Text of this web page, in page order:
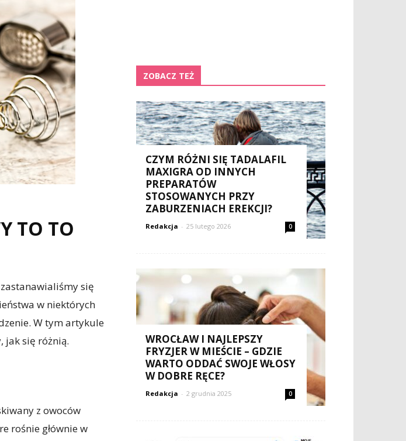
TO TO
się
w niektórych
W tym artykule
się różnią.
z owoców
rośnie głównie w
ZOBACZ TEŻ
CZYM RÓŻNI SIĘ TADALAFIL
MAXIGRA OD INNYCH
PREPARATÓW
STOSOWANYCH PRZY
ZABURZENIACH EREKCJI?
Redakcja - 25 lutego 2026 0
WROCŁAW I NAJLEPSZY
FRYZJER W MIEŚCIE – GDZIE
WARTO ODDAĆ SWOJE WŁOSY
W DOBRE RĘCE?
Redakcja - 2 grudnia 2025 0